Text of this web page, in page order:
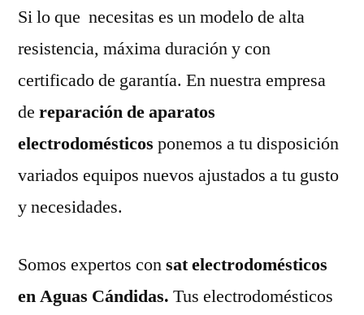
Si lo que necesitas es un modelo de alta
resistencia, máxima duración y con
certificado de garantía. En nuestra empresa
de reparación de aparatos
electrodomésticos ponemos a tu disposición
variados equipos nuevos ajustados a tu gusto
y necesidades.
Somos expertos consat electrodomésticos
en Aguas Cándidas. Tus electrodomésticos